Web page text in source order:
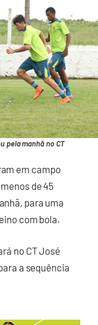
pela manhã no CT
em campo
de 45
para uma
com bola.
no CT José
a sequência